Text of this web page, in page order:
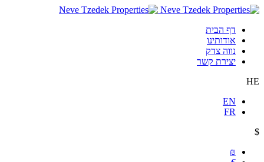
דף הבית
אודותינו
נווה צדק
יצירת קשר
HE
EN
FR
$
₪